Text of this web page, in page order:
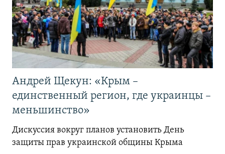
Андрей Щекун: «Крым –
единственный регион, где украинцы –
меньшинство»
Дискуссия вокруг планов установить День
защиты прав украинской общины Крыма